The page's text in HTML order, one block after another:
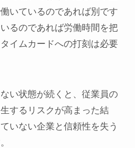
いているのであれば別です
るのであれば労働時間を把
イムカードへの打刻は必要
い状態が続くと、従業員の
するリスクが高まった結
いない企業と信頼性を失う